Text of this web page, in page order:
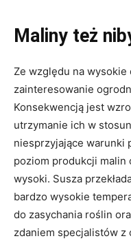
Maliny też
Ze względu na wysokie
zainteresowanie
Konsekwencją jest
utrzymanie ich w
niesprzyjające warunki
poziom produkcji malin
wysoki. Susza
bardzo wysokie
do zasychania roślin
zdaniem specjalistów